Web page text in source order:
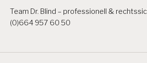
Team Dr. Blind – professionell &
(0)664 957 60 50